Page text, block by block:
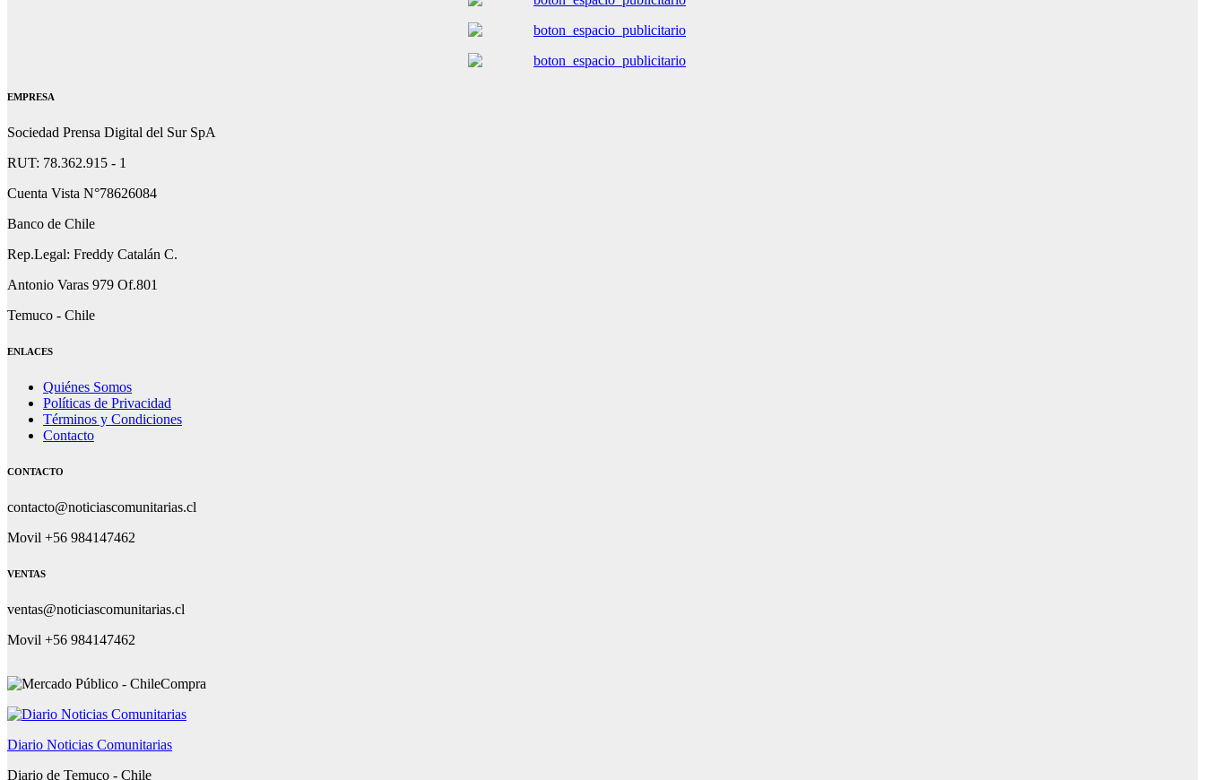
EMPRESA
Sociedad Prensa Digital del Sur SpA
RUT: 78.362.915 - 1
Cuenta Vista N°78626084
Banco de Chile
Rep.Legal: Freddy Catalán C.
Antonio Varas 979 Of.801
Temuco - Chile
ENLACES
Quiénes Somos
Políticas de Privacidad
Términos y Condiciones
Contacto
CONTACTO
contacto@noticiascomunitarias.cl
Movil +56 984147462
VENTAS
ventas@noticiascomunitarias.cl
Movil +56 984147462
Diario Noticias Comunitarias
Diario de Temuco - Chile